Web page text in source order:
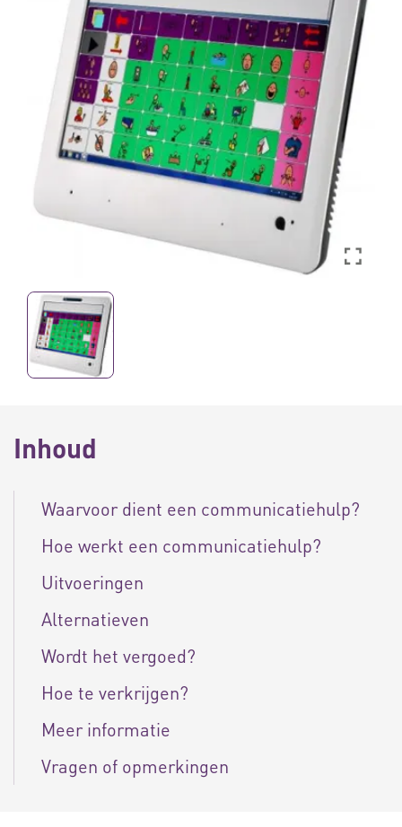
Inhoud
Waarvoor dient een communicatiehulp?
Hoe werkt een communicatiehulp?
Uitvoeringen
Alternatieven
Wordt het vergoed?
Hoe te verkrijgen?
Meer informatie
Vragen of opmerkingen